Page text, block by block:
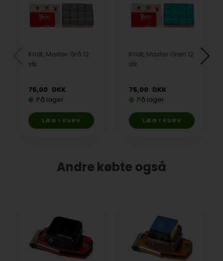
Kridt, Master Grå 12
stk.
75,00 DKK
På lager
Kridt, Master Grøn 12
stk.
75,00 DKK
På lager
Andre købte også